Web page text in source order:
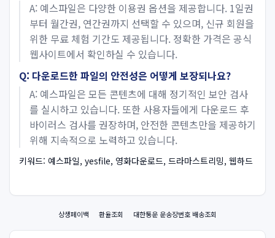
A: 예스파일은 다양한 이용권 옵션을 제공합니다. 1일권
부터 월간권, 연간권까지 선택할 수 있으며, 신규 회원을
위한 무료 체험 기간도 제공됩니다. 정확한 가격은 공식
웹사이트에서 확인하실 수 있습니다.
Q: 다운로드한 파일의 안전성은 어떻게 보장되나요?
A: 예스파일은 모든 콘텐츠에 대해 정기적인 보안 검사
를 실시하고 있습니다. 또한 사용자들에게 다운로드 후
바이러스 검사를 권장하며, 안전한 콘텐츠만을 제공하기
위해 지속적으로 노력하고 있습니다.
키워드: 예스파일, yesfile, 영화다운로드, 드라마스트리밍, 웹하드
상생페이백 환율조회 대한통운 운송장번호 배송조회